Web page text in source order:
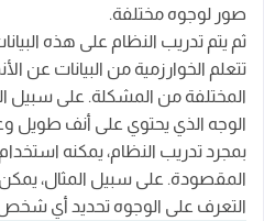
صور لوجوه مختلفة.
ثم يتم تدريب النظام على هذه
تتعلم الخوارزمية من البيانات عن
المختلفة من المشكلة. على سبيل
الوجه الذي يحتوي على أنف طويل
بمجرد تدريب النظام، يمكنه
المقصودة. على سبيل المثال، يمكن
التعرف على الوجوه تحديد أي